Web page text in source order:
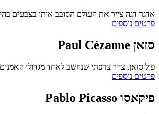
אדגר דגה צייר את העולם הסובב אותו בצבעים
פרטים נוספים
סזאן Paul Cézanne
פול סזאן, צייר צרפתי שנחשב לאחד מגדולי
פרטים נוספים
פיקאסו Pablo Picasso